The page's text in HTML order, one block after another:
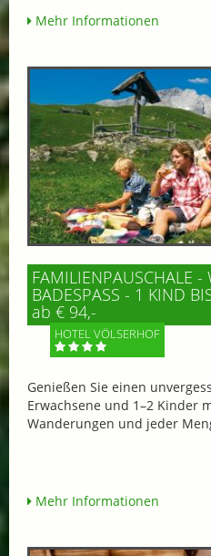
Mehr Informationen
FAMILIENPAUSCHALE -
BADESPASS - 1 KIND
ab € 94,-
HOTEL VÖLSERHOF
Genießen Sie einen
Erwachsene und 1–2 Kinder
Wanderungen und jeder
Mehr Informationen